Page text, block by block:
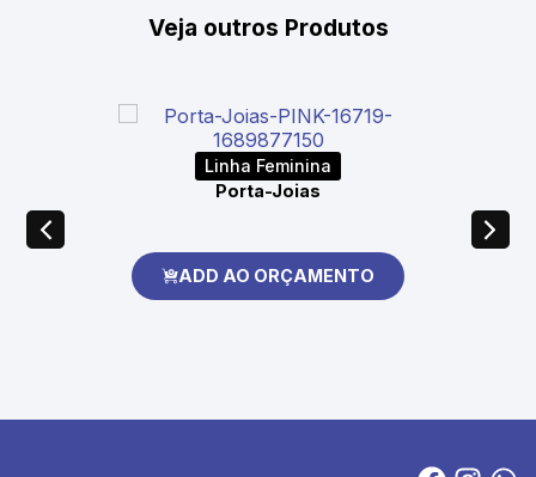
Veja outros Produtos
Linha Feminina
Porta-Joias
ADD AO ORÇAMENTO